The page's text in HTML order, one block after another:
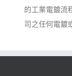
的工業電鍍流
司之任何電鍍